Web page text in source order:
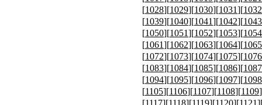
[1028][1029][1030][1031][1032
[1039][1040][1041][1042][1043
[1050][1051][1052][1053][1054
[1061][1062][1063][1064][1065
[1072][1073][1074][1075][1076
[1083][1084][1085][1086][1087
[1094][1095][1096][1097][1098
[1105][1106][1107][1108][1109
[1117][1118][1119][1120][1121